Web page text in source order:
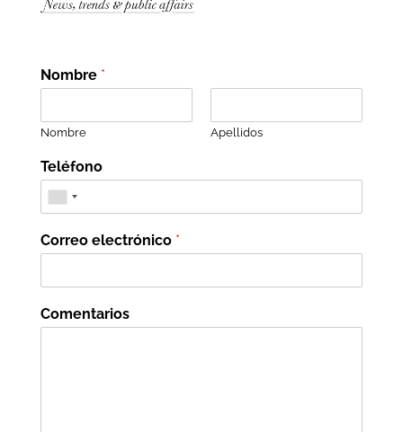
Nombre *
Nombre Apellidos
Teléfono
Correo electrónico *
Comentarios